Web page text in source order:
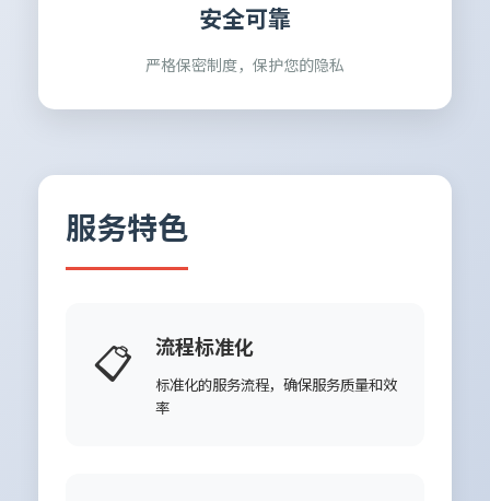
安全可靠
严格保密制度，保护您的隐私
服务特色
📋 流程标准化
标准化的服务流程，确保服务质量和效
率